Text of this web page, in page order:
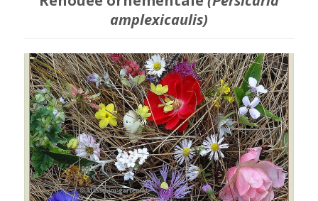
amplexicaulis)